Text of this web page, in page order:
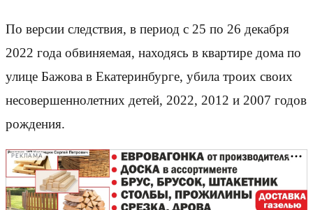
По версии следствия, в период с 25 по 26 декабря
2022 года обвиняемая, находясь в квартире дома по
улице Бажова в Екатеринбурге, убила троих своих
несовершеннолетних детей, 2022, 2012 и 2007 годов
рождения.
РЕКЛАМА